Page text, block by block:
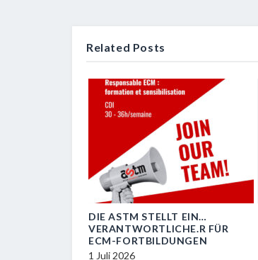
Related Posts
DIE ASTM STELLT EIN…
VERANTWORTLICHE.R FÜR
ECM-FORTBILDUNGEN
1 Juli 2026